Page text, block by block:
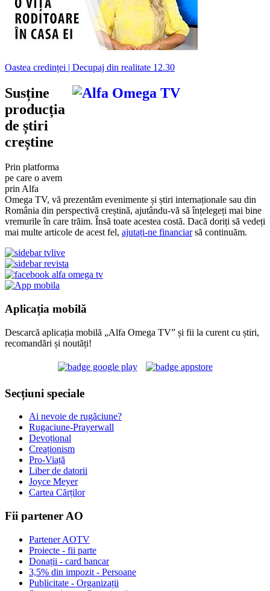
Oastea credinței | Decupaj din realitate 12.30
Susține
producția
de știri
creștine
Prin platforma
pe care o avem
prin Alfa
Omega TV, vă prezentăm evenimente și știri internaționale sau din
România din perspectivă creștină, ajutându-vă să înțelegeți mai bine
vremurile în care trăim. Însă toate acestea costă. Dacă doriți să vedeți
mai multe articole de acest fel, ajutați-ne financiarsă continuăm.
Aplicația mobilă
Descarcă aplicația mobilă „Alfa Omega TV” și fii la curent cu știri,
recomandări și noutăți!
Secțiuni speciale
Ai nevoie de rugăciune?
Rugaciune-Prayerwall
Devoțional
Creaționism
Pro-Viață
Liber de datorii
Joyce Meyer
Cartea Cărților
Fii partener AO
Partener AOTV
Proiecte - fii parte
Donații - card bancar
3,5% din impozit - Persoane
Publicitate - Organizații